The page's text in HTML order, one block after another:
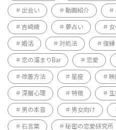
出会い 動画紹介
吉崎綾 夢占い
婚活 対処法 復縁
恋の溜まりBar 恋愛
改善方法 星座
深層心理 特徴
男の本音 男女向け
石言葉 秘密の恋愛研究所